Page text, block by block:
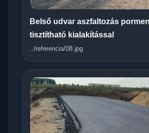
Belső udvar aszfaltozás
tisztítható kialakítással
../referencia/08.jpg